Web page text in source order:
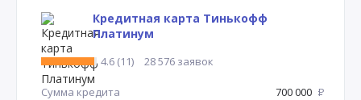
Кредитная карта Тинькофф
Платинум
4.6 (11) 28 576 заявок
Сумма кредита 700 000 Р